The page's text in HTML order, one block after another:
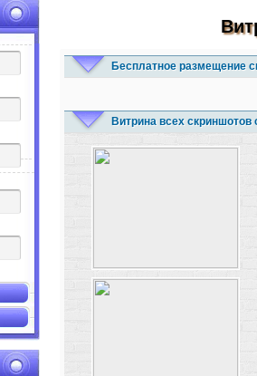
Бесплатное размещение
Витрина всех скриншотов